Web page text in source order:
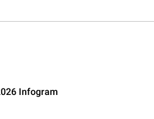
Infogram